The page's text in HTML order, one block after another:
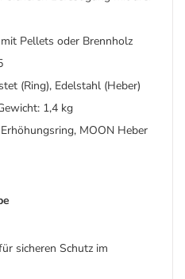
Pellets oder Brennholz
(Ring), Edelstahl (Heber)
1,4 kg
MOON Heber
sicheren Schutz im